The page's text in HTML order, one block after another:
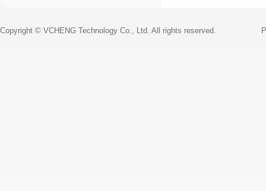
Copyright © VCHENG Technology Co., Ltd. All rights